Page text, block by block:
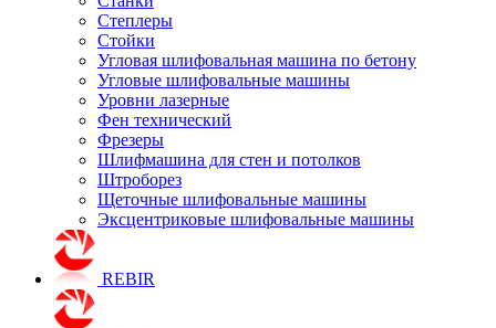
Степлеры
Стойки
Угловая шлифовальная машина по бетону
Угловые шлифовальные машины
Уровни лазерные
Фен технический
Фрезеры
Шлифмашина для стен и потолков
Штроборез
Щеточные шлифовальные машины
Эксцентриковые шлифовальные машины
REBIR